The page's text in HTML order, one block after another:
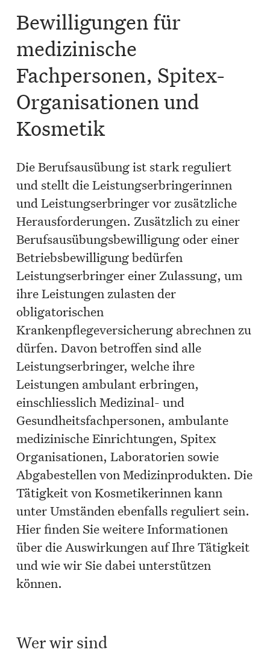
Bewilligungen für
medizinische
Fachpersonen, Spitex-
Organisationen und
Kosmetik
Die Berufsausübung ist stark reguliert
und stellt die Leistungserbringerinnen
und Leistungserbringer vor zusätzliche
Herausforderungen. Zusätzlich zu einer
Berufsausübungsbewilligung oder einer
Betriebsbewilligung bedürfen
Leistungserbringer einer Zulassung, um
ihre Leistungen zulasten der
obligatorischen
Krankenpflegeversicherung abrechnen zu
dürfen. Davon betroffen sind alle
Leistungserbringer, welche ihre
Leistungen ambulant erbringen,
einschliesslich Medizinal- und
Gesundheitsfachpersonen, ambulante
medizinische Einrichtungen, Spitex
Organisationen, Laboratorien sowie
Abgabestellen von Medizinprodukten. Die
Tätigkeit von Kosmetikerinnen kann
unter Umständen ebenfalls reguliert sein.
Hier finden Sie weitere Informationen
über die Auswirkungen auf Ihre Tätigkeit
und wie wir Sie dabei unterstützen
können.
Wer wir sind